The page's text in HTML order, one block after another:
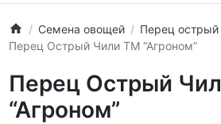
Семена овощей
Перец острый
Перец Острый Чили ТМ “Агроном”
Перец Острый
“Агроном”